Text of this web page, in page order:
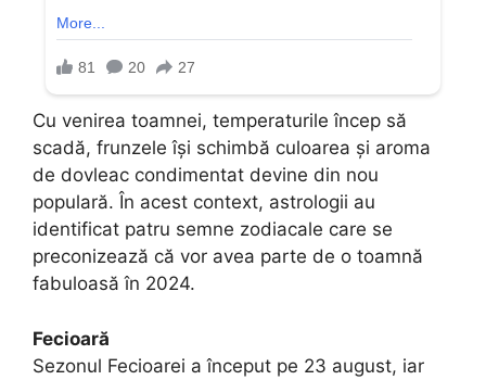
Cu venirea toamnei, temperaturile încep să
scadă, frunzele își schimbă culoarea și aroma
de dovleac condimentat devine din nou
populară. În acest context, astrologii au
identificat patru semne zodiacale care se
preconizează că vor avea parte de o toamnă
fabuloasă în 2024.
Fecioară
Sezonul Fecioarei a început pe 23 august, iar